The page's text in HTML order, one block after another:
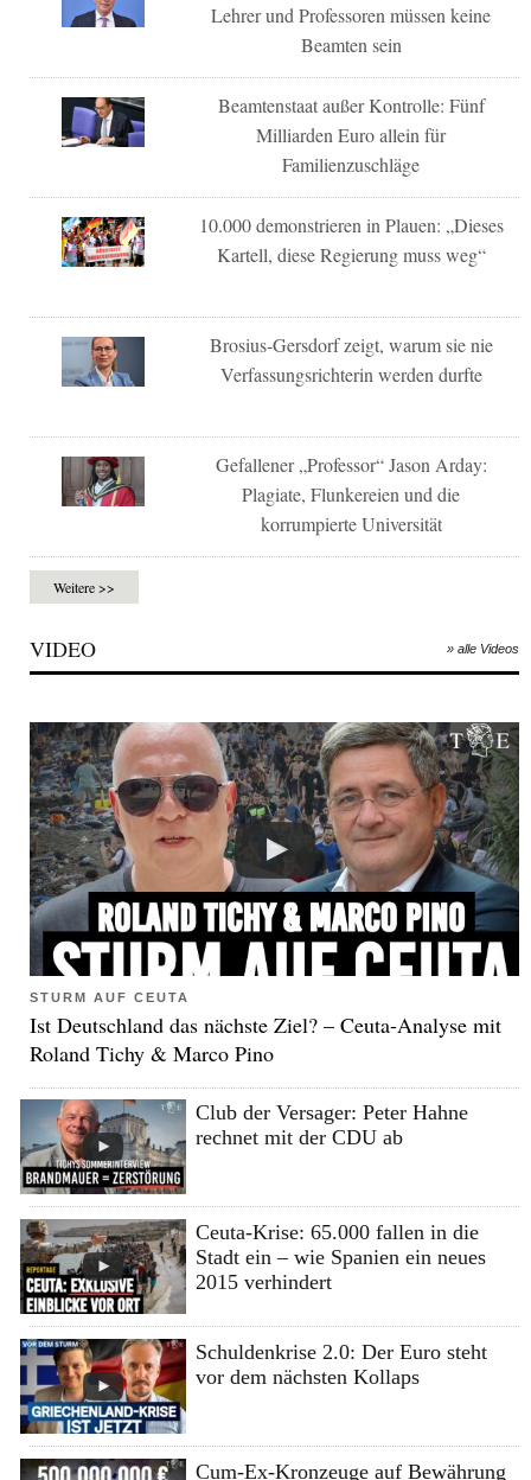
Lehrer und Professoren müssen keine
Beamten sein
Beamtenstaat außer Kontrolle: Fünf
Milliarden Euro allein für
Familienzuschläge
10.000 demonstrieren in Plauen: „Dieses
Kartell, diese Regierung muss weg“
Brosius-Gersdorf zeigt, warum sie nie
Verfassungsrichterin werden durfte
Gefallener „Professor“ Jason Arday:
Plagiate, Flunkereien und die
korrumpierte Universität
Weitere >>
VIDEO » alle Videos
STURM AUF CEUTA
Ist Deutschland das nächste Ziel? – Ceuta-Analyse mit
Roland Tichy & Marco Pino
Club der Versager: Peter Hahne
rechnet mit der CDU ab
Ceuta-Krise: 65.000 fallen in die
Stadt ein – wie Spanien ein neues
2015 verhindert
Schuldenkrise 2.0: Der Euro steht
vor dem nächsten Kollaps
Cum-Ex-Kronzeuge auf Bewährung